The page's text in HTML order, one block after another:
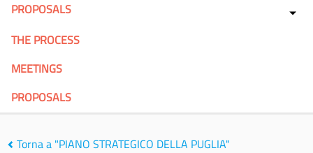
PROPOSALS
THE PROCESS
MEETINGS
PROPOSALS
Torna a "PIANO STRATEGICO DELLA PUGLIA"